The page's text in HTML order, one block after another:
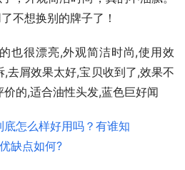
不想换别的牌子了！
也很漂亮,外观简洁时尚,使用效
去屑效果太好,宝贝收到了,效果不
的,适合油性头发,蓝色巨好闻